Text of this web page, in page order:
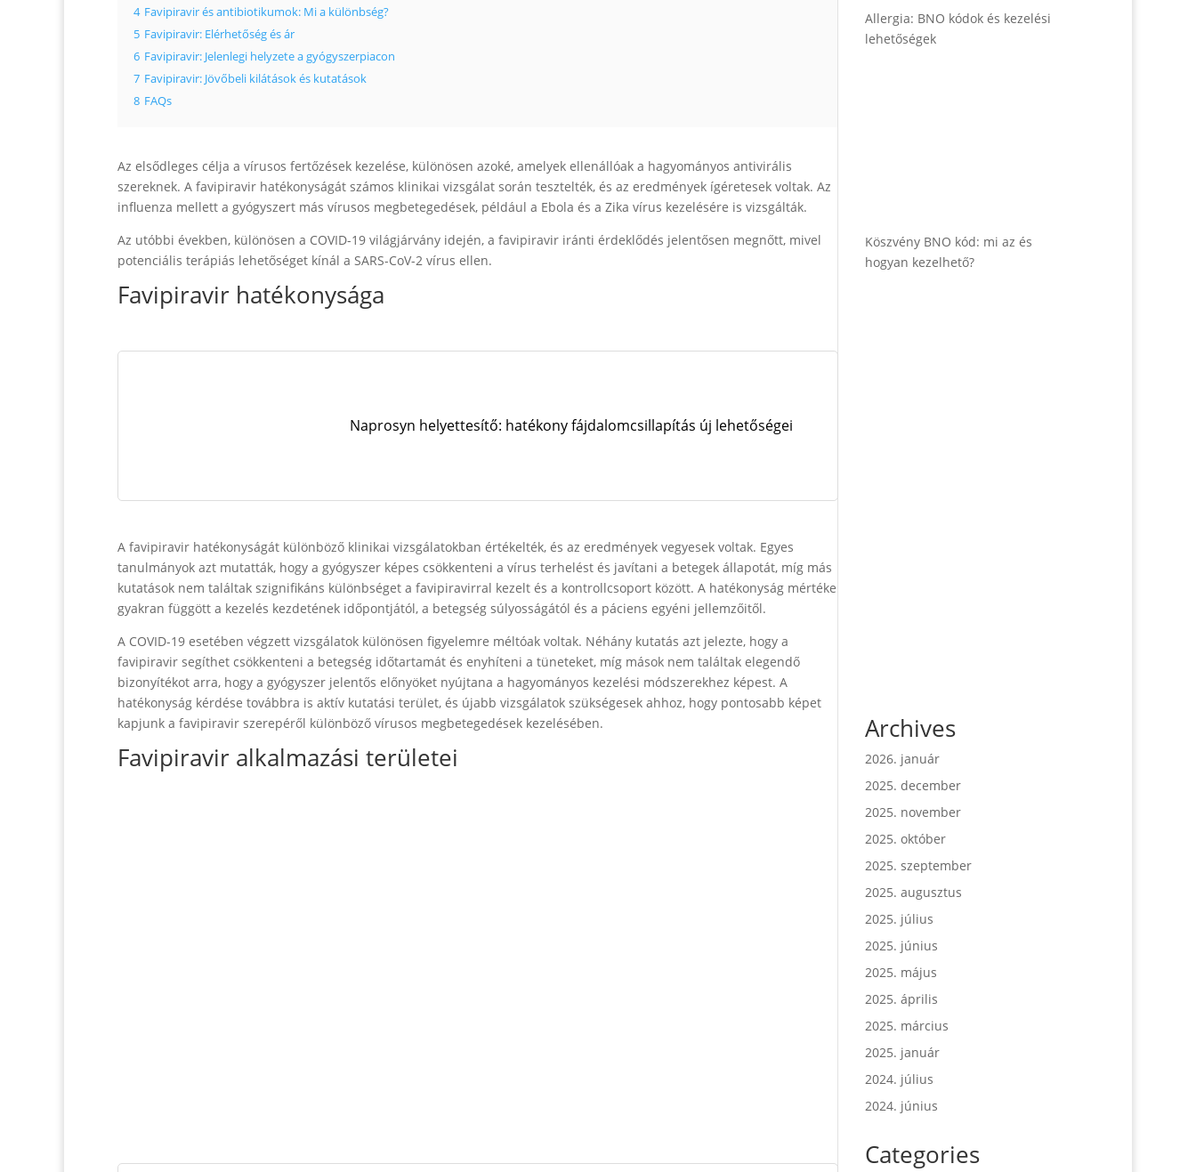
4 Favipiravir és antibiotikumok: Mi a különbség?
5 Favipiravir: Elérhetőség és ár
6 Favipiravir: Jelenlegi helyzete a gyógyszerpiacon
7 Favipiravir: Jövőbeli kilátások és kutatások
8 FAQs
Az elsődleges célja a vírusos fertőzések kezelése, különösen azoké, amelyek ellenállóak a hagyományos antivirális
szereknek. A favipiravir hatékonyságát számos klinikai vizsgálat során tesztelték, és az eredmények ígéretesek voltak. Az
influenza mellett a gyógyszert más vírusos megbetegedések, például a Ebola és a Zika vírus kezelésére is vizsgálták.
Az utóbbi években, különösen a COVID-19 világjárvány idején, a favipiravir iránti érdeklődés jelentősen megnőtt, mivel
potenciális terápiás lehetőséget kínál a SARS-CoV-2 vírus ellen.
Favipiravir hatékonysága
Naprosyn helyettesítő: hatékony fájdalomcsillapítás új lehetőségei
A favipiravir hatékonyságát különböző klinikai vizsgálatokban értékelték, és az eredmények vegyesek voltak. Egyes
tanulmányok azt mutatták, hogy a gyógyszer képes csökkenteni a vírus terhelést és javítani a betegek állapotát, míg más
kutatások nem találtak szignifikáns különbséget a favipiravirral kezelt és a kontrollcsoport között. A hatékonyság mértéke
gyakran függött a kezelés kezdetének időpontjától, a betegség súlyosságától és a páciens egyéni jellemzőitől.
A COVID-19 esetében végzett vizsgálatok különösen figyelemre méltóak voltak. Néhány kutatás azt jelezte, hogy a
favipiravir segíthet csökkenteni a betegség időtartamát és enyhíteni a tüneteket, míg mások nem találtak elegendő
bizonyítékot arra, hogy a gyógyszer jelentős előnyöket nyújtana a hagyományos kezelési módszerekhez képest. A
hatékonyság kérdése továbbra is aktív kutatási terület, és újabb vizsgálatok szükségesek ahhoz, hogy pontosabb képet
kapjunk a favipiravir szerepéről különböző vírusos megbetegedések kezelésében.
Favipiravir alkalmazási területei
Allergia: BNO kódok és kezelési
lehetőségek
Köszvény BNO kód: mi az és
hogyan kezelhető?
Archives
2026. január
2025. december
2025. november
2025. október
2025. szeptember
2025. augusztus
2025. július
2025. június
2025. május
2025. április
2025. március
2025. január
2024. július
2024. június
Categories